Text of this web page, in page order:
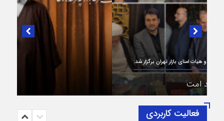
در لبیک به تصمیم سرنوشت‌ساز مجلس خبرگان رهبری؛
پیام تبریک و بیعت رئیس اتاق اصناف تهران از
طرف اصناف و بازاریان با مقام معظّم رهبری،
حضرت آیت‌الله سید مجتبی خامنه‌ای (حفظه‌الله)
فعالیت کاربردی